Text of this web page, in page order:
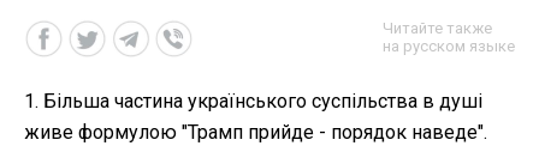
Читайте также
на русском языке
1. Більша частина українського суспільства в душі
живе формулою "Трамп прийде - порядок наведе".